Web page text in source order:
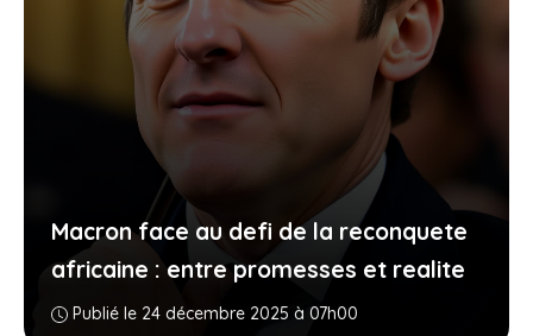
Macron face au defi de la reconquete
africaine : entre promesses et realite
Publié le 24 décembre 2025 à 07h00